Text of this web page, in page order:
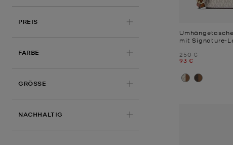
PREIS
FARBE
GRÖSSE
NACHHALTIG
mit Signature-
Zuvor
250 €
Jetzt
93 €